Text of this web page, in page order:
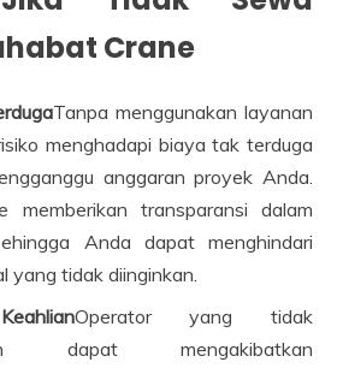
Crane
Tanpa menggunakan layanan
menghadapi biaya tak terduga
anggaran proyek Anda.
memberikan transparansi dalam
Anda dapat menghindari
yang tidak diinginkan.
Operator yang tidak
dapat mengakibatkan